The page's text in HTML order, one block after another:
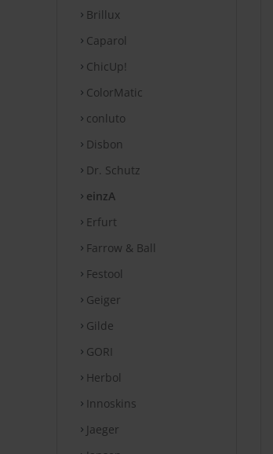
Brillux
Caparol
ChicUp!
ColorMatic
conluto
Disbon
Dr. Schutz
einzA
Erfurt
Farrow & Ball
Festool
Geiger
Gilde
GORI
Herbol
Innoskins
Jaeger